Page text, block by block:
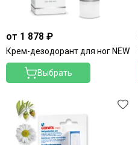
от 1 878 ₽
Крем-дезодорант для ног NEW
Выбрать